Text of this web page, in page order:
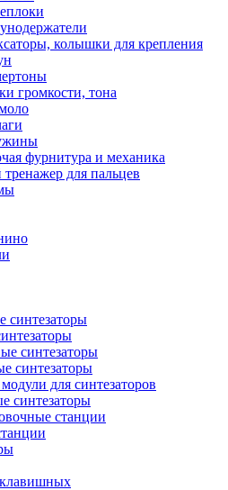
колышки для крепления
громкости, тона
фурнитура и механика
для пальцев
синтезаторы
синтезаторы
синтезаторы
для синтезаторов
синтезаторы
станции